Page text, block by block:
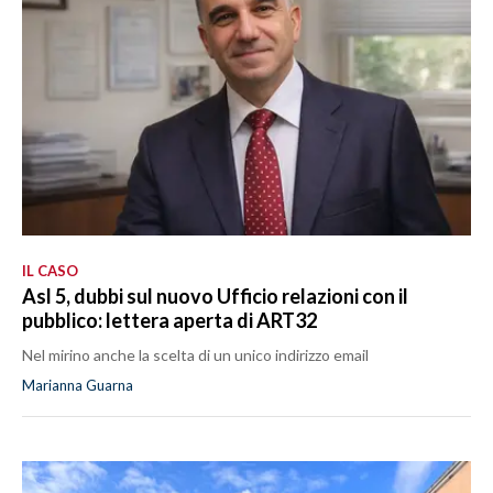
IL CASO
Asl 5, dubbi sul nuovo Ufficio relazioni con il
pubblico: lettera aperta di ART32
Nel mirino anche la scelta di un unico indirizzo email
Marianna Guarna